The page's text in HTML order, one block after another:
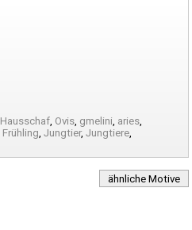
Hausschaf, Ovis, gmelini, aries,
Frühling, Jungtier, Jungtiere,
ähnliche Motive